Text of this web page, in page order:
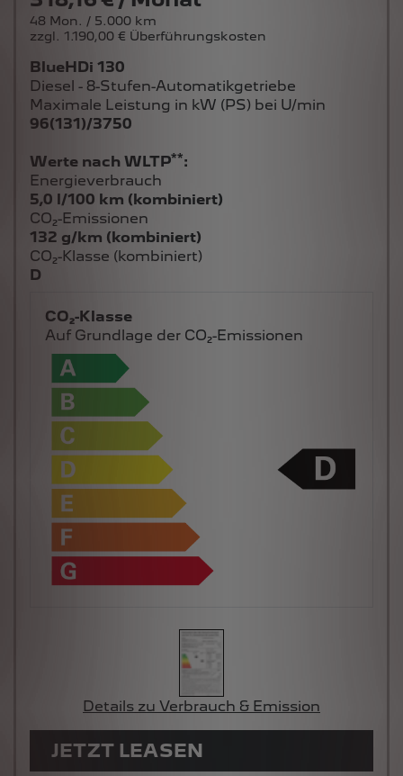
48 Mon. / 5.000 km
zzgl. 1.190,00 € Überführungskosten
BlueHDi 130
Diesel - 8-Stufen-Automatikgetriebe
Maximale Leistung in kW (PS) bei U/min
96(131)/3750
Werte nach WLTP**:
Energieverbrauch
5,0 l/100 km (kombiniert)
CO₂-Emissionen
132 g/km (kombiniert)
CO₂-Klasse (kombiniert)
D
CO₂-Klasse
Auf Grundlage der CO₂-Emissionen
Details zu Verbrauch & Emission
JETZT LEASEN